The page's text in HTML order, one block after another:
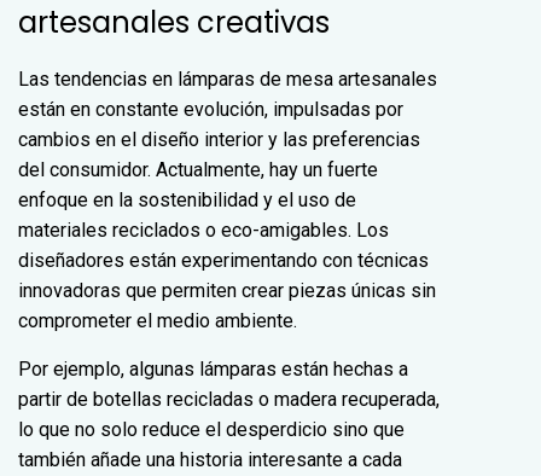
artesanales creativas
Las tendencias en lámparas de mesa artesanales
están en constante evolución, impulsadas por
cambios en el diseño interior y las preferencias
del consumidor. Actualmente, hay un fuerte
enfoque en la sostenibilidad y el uso de
materiales reciclados o eco-amigables. Los
diseñadores están experimentando con técnicas
innovadoras que permiten crear piezas únicas sin
comprometer el medio ambiente.
Por ejemplo, algunas lámparas están hechas a
partir de botellas recicladas o madera recuperada,
lo que no solo reduce el desperdicio sino que
también añade una historia interesante a cada